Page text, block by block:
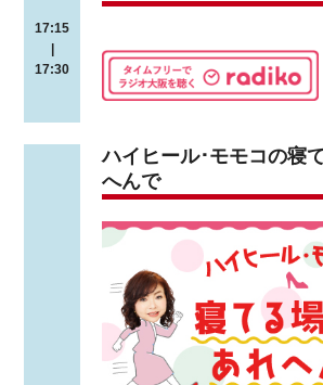
17:15
17:30
ハイヒール･モモコの寝
へんで